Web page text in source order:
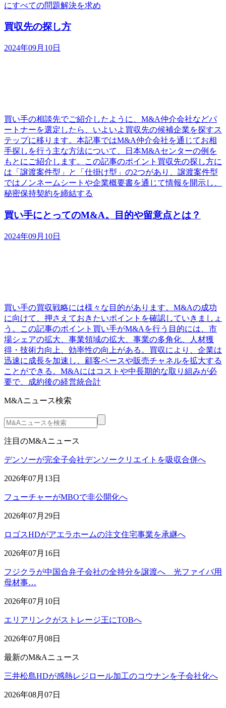
にすべての問題解決を求め
買収先の探し方
2024年09月10日
買い手の相談先でご紹介したように、M&A仲介会社などパ
ートナーを選定したら、いよいよ買収先の候補企業を探すス
テップに移ります。本記事ではM&A仲介会社を通じてお相
手探しを行う主な方法について、日本M&Aセンターの例を
もとにご紹介します。この記事のポイント買収先の探し方に
は「譲渡案件型」と「仕掛け型」の2つがあり、譲渡案件型
ではノンネームシートや企業概要書を通じて情報を開示し、
秘密保持契約を締結する
買い手にとってのM&A。目的や留意点とは？
2024年09月10日
買い手の買収戦略には様々な目的があります。M&Aの成功
に向けて、押さえておきたいポイントを確認していきましょ
う。この記事のポイント買い手がM&Aを行う目的には、市
場シェアの拡大、事業領域の拡大、事業の多角化、人材獲
得・技術力向上、効率性の向上がある。買収により、企業は
迅速に成長を加速し、顧客ベースや販売チャネルを拡大する
ことができる。M&Aにはコストや中長期的な取り組みが必
要で、成約後の経営統合計
M&Aニュース検索
注目のM&Aニュース
デンソーが完全子会社デンソークリエイトを吸収合併へ
2026年07月13日
フューチャーがMBOで非公開化へ
2026年07月29日
ロゴスHDがアエラホームの注文住宅事業を承継へ
2026年07月16日
フジクラが中国合弁子会社の全持分を譲渡へ 光ファイバ用
母材事…
2026年07月10日
エリアリンクがストレージ王にTOBへ
2026年07月08日
最新のM&Aニュース
三井松島HDが感熱レジロール加工のコウナンを子会社化へ
2026年08月07日